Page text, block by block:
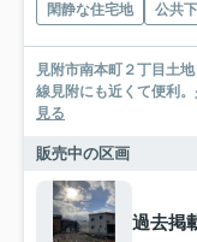
閑静な住宅地 公共
見附市南本町２丁目土
線見附にも近くて便利
見る
販売中の区画
過去掲